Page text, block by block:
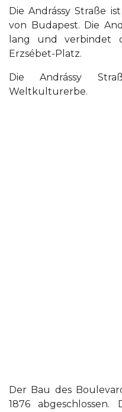
Die Andrássy Straße
von Budapest. Die
lang und verbindet
Erzsébet-Platz.
Die Andrássy
Weltkulturerbe.
Der Bau des
1876